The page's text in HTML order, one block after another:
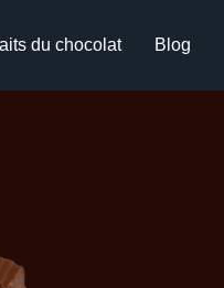
du chocolat Blog